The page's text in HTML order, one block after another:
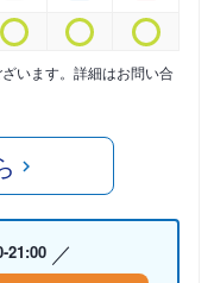
います。詳細はお問い合
21:00